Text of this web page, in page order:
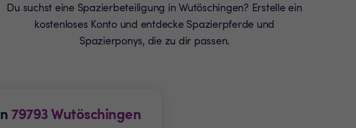
Du suchst eine Spazierbeteiligung in Wutöschingen? Erstelle ein
kostenloses Konto und entdecke Spazierpferde und
Spazierponys, die zu dir passen.
79793Wutöschingen